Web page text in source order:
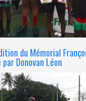
du Mémorial
Donovan Léon